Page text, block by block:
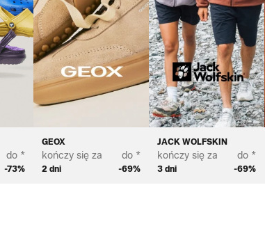
do *
-73%
GEOX
kończy się za
2 dni
do *
-69%
JACK WOLFSKIN
kończy się za
3 dni
do *
-69%